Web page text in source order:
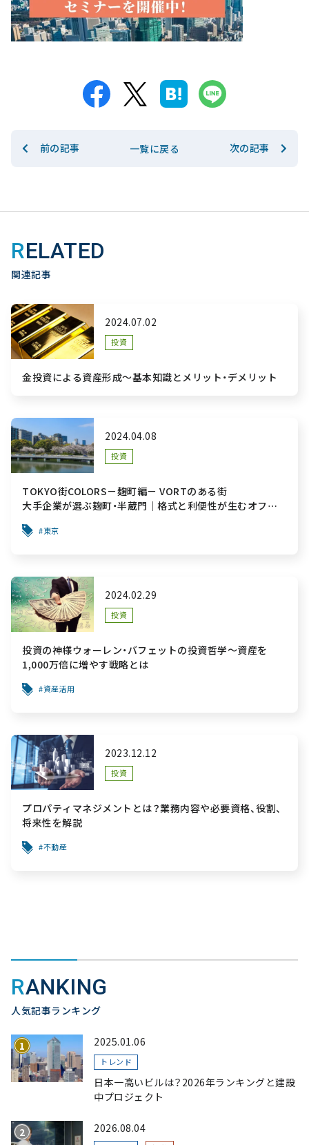
前の記事 一覧に戻る 次の記事
RELATED
関連記事
2024.07.02
投資
金投資による資産形成～基本知識とメリット・デメリット
2024.04.08
投資
TOKYO街COLORS－麹町編－ VORTのある街
大手企業が選ぶ麹町・半蔵門｜格式と利便性が生むオフィ
東京
2024.02.29
投資
投資の神様ウォーレン・バフェットの投資哲学～資産を
1,000万倍に増やす戦略とは
資産活用
2023.12.12
投資
プロパティマネジメントとは？業務内容や必要資格、役割、
将来性を解説
不動産
RANKING
人気記事ランキング
2025.01.06
トレンド
日本一高いビルは？2026年ランキングと建設
中プロジェクト
2026.08.04